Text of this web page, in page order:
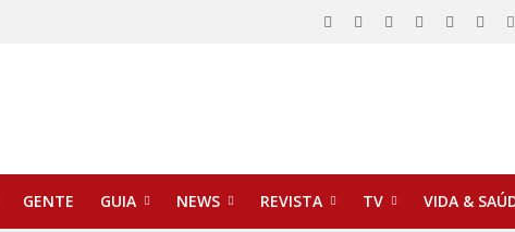
GENTE GUIA NEWS REVISTA TV VIDA &